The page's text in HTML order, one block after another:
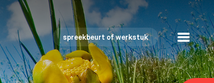
spreekbeurt of werkstuk